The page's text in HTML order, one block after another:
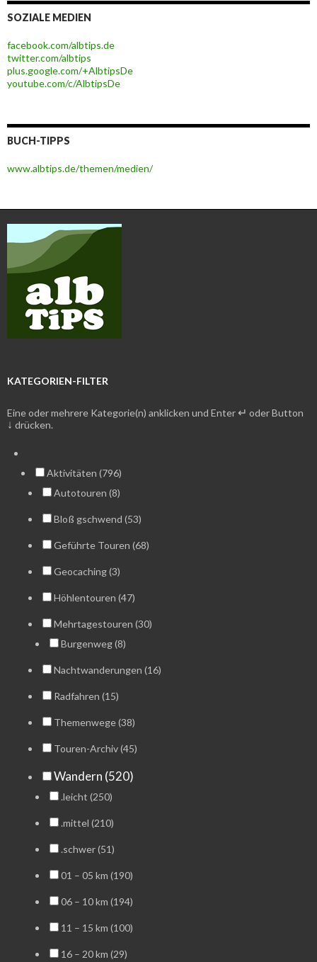
SOZIALE MEDIEN
facebook.com/albtips.de
twitter.com/albtips
plus.google.com/+AlbtipsDe
youtube.com/c/AlbtipsDe
BUCH-TIPPS
www.albtips.de/themen/medien/
KATEGORIEN-FILTER
Eine oder mehrere Kategorie(n) anklicken und Enter ↵ oder Button
↓ drücken.
Aktivitäten (796)
Autotouren (8)
Bloß gschwend (53)
Geführte Touren (68)
Geocaching (3)
Höhlentouren (47)
Mehrtagestouren (30)
Burgenweg (8)
Nachtwanderungen (16)
Radfahren (15)
Themenwege (38)
Touren-Archiv (45)
Wandern (520)
.leicht (250)
.mittel (210)
.schwer (51)
01 – 05 km (190)
06 – 10 km (194)
11 – 15 km (100)
16 – 20 km (29)